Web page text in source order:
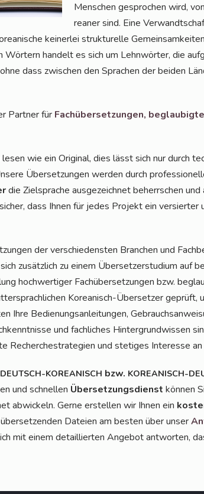
Men­schen gespro­chen wird,
rea­ner sind. Eine
kei­ner­lei struk­tu­rel­le
Wör­tern han­delt es sich um Lehn­wör­ter, die
dass zwi­schen den Spra­chen der bei­den
Part­ner für Fach­über­set­zun­gen,
wie ein Ori­gi­nal, dies lässt sich nur durch
Über­set­zun­gen wer­den durch
die Ziel­spra­che aus­ge­zeich­net beherr­schen
dass Ihnen für jedes Pro­jekt ein ver­sier­ter
der ver­schie­dens­ten Bran­chen und
zusätz­lich zu einem Über­set­zer­stu­di­um auf
hoch­wer­ti­ger Fach­über­set­zun­gen bzw.
Korea­nisch-Über­set­zer geprüft,
Ihre Bedie­nungs­an­lei­tun­gen,
und fach­li­ches Hin­ter­grund­wis­sen
Recher­chestra­te­gien und ste­ti­ges Inter­es­se
DEUTSCH-KOREANISCH bzw. KOREANISCH-
und schnel­len Über­set­zungs­dienst kön­nen
abwi­ckeln. Ger­ne erstel­len wir Ihnen ein
Datei­en am bes­ten über unser
mit einem detail­lier­ten Ange­bot ant­wor­ten,